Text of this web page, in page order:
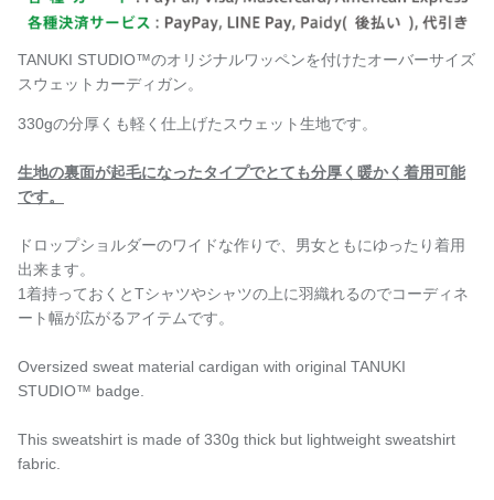
TANUKI STUDIO™️のオリジナルワッペンを付けたオーバーサイズ
スウェットカーディガン。
330gの分厚くも軽く仕上げたスウェット生地です。
生地の裏面が起毛になったタイプでとても分厚く暖かく着用可能
です。
ドロップショルダーのワイドな作りで、男女ともにゆったり着用
出来ます。
1着持っておくとTシャツやシャツの上に羽織れるのでコーディネ
ート幅が広がるアイテムです。
Oversized sweat material cardigan with original TANUKI
STUDIO™️ badge.
This sweatshirt is made of 330g thick but lightweight sweatshirt
fabric.